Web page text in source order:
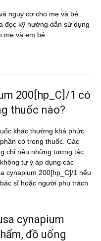
nguy cơ cho mẹ và bé.
đọc kỹ hướng dẫn sử dụng
mẹ và em bé
200[hp_C]/1 có
thuốc nào?
khác thường khá phức
có trong thuốc. Các
chỉ nêu những tương tác
tự ý áp dụng các
cynapium 200[hp_C]/1 nếu
sĩ hoặc người phụ trách
cynapium
đồ uống